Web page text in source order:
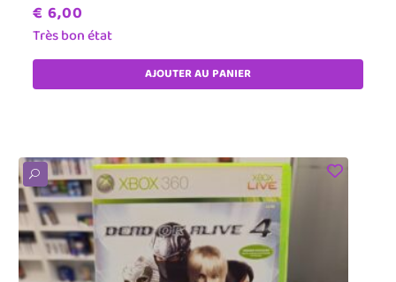
€ 6,00
Très bon état
AJOUTER AU PANIER
U